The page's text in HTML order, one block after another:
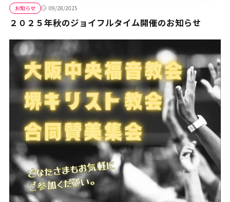
お知らせ 09/28/2025
２０２５年秋のジョイフルタイム開催のお知らせ